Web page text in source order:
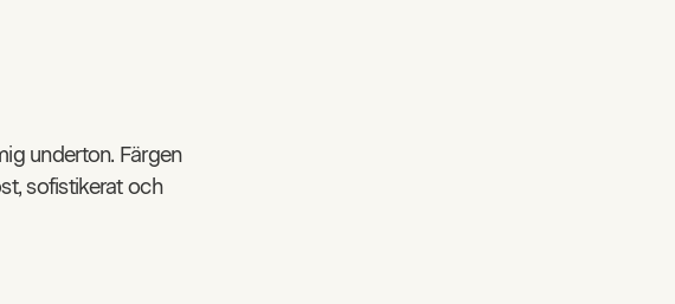
underton. Färgen
sofistikerat och